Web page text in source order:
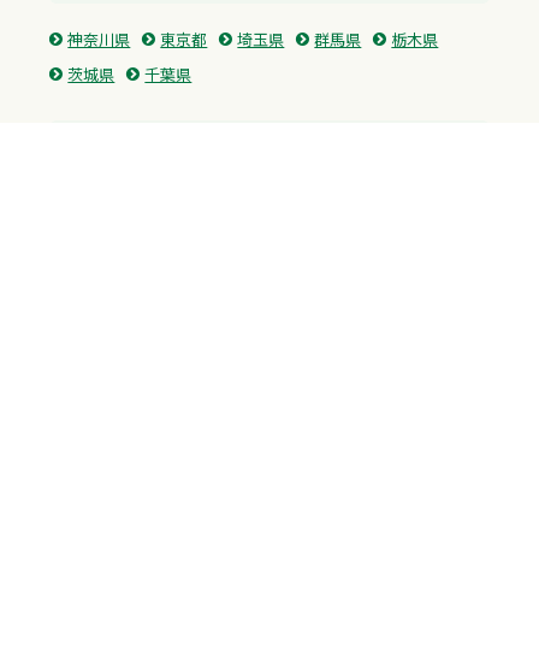
神奈川県 東京都 埼玉県 群馬県
栃木県
茨城県
千葉県